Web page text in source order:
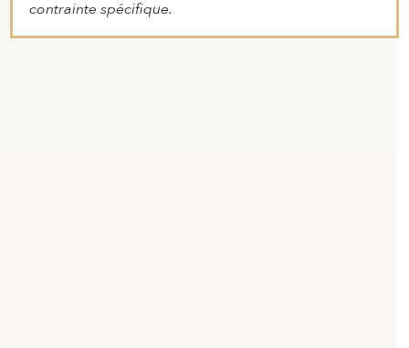
contrainte spécifique.